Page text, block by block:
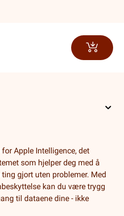
Apple Intelligence, det
som hjelper deg med å
gjort uten problemer. Med
kan du være trygg
til dataene dine - ikke